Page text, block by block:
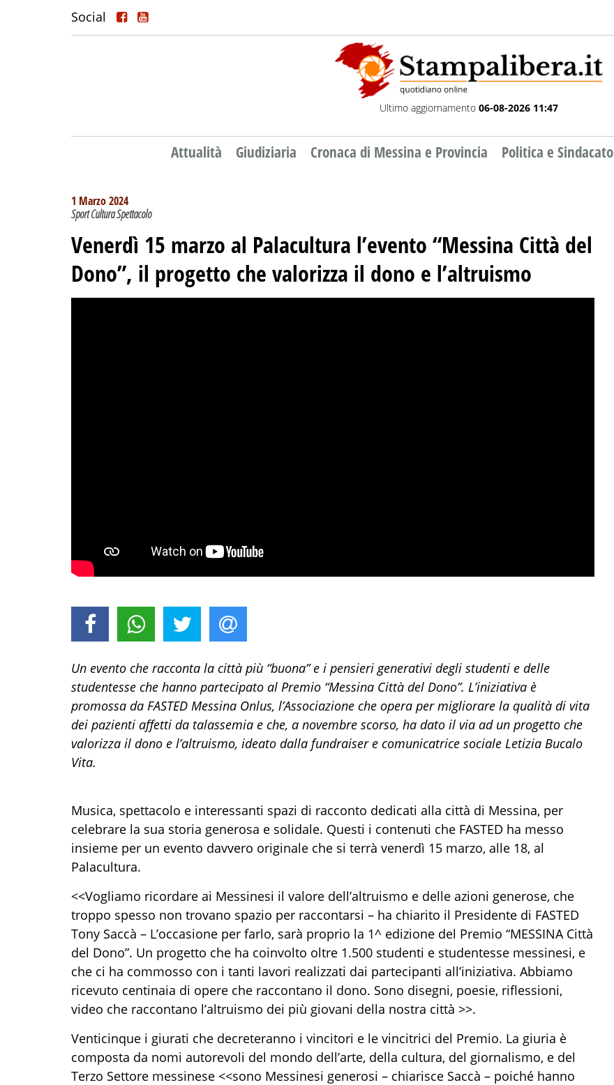
Social
Ultimo aggiornamento 06-08-2026 11:47
Attualità Giudiziaria Cronaca di Messina e Provincia Politica e Sindacato
1 Marzo 2024
Sport Cultura Spettacolo
Venerdì 15 marzo al Palacultura l’evento “Messina Città del
Dono”, il progetto che valorizza il dono e l’altruismo
Un evento che racconta la città più “buona”e i pensieri generativi degli studenti e delle
studentesse che hanno partecipato al Premio “Messina Città del Dono”. L’iniziativa è
promossa da FASTED Messina Onlus, l’Associazione che opera per migliorare la qualità di vita
dei pazienti affetti da talassemia e che, a novembre scorso, ha dato il via ad un progetto che
valorizza il dono e l’altruismo, ideato dalla fundraiser e comunicatrice sociale Letizia Bucalo
Vita.
Musica, spettacolo e interessanti spazi di racconto dedicati alla città di Messina, per
celebrare la sua storia generosa e solidale. Questi i contenuti che FASTED ha messo
insieme per un evento davvero originale che si terrà venerdì 15 marzo, alle 18, al
Palacultura.
<<Vogliamo ricordare ai Messinesi il valore dell’altruismo e delle azioni generose, che
troppo spesso non trovano spazio per raccontarsi – ha chiarito il Presidente di FASTED
Tony Saccà – L’occasione per farlo, sarà proprio la 1^ edizione del Premio “MESSINA Città
del Dono”. Un progetto che ha coinvolto oltre 1.500 studenti e studentesse messinesi, e
che ci ha commosso con i tanti lavori realizzati dai partecipanti all’iniziativa. Abbiamo
ricevuto centinaia di opere che raccontano il dono. Sono disegni, poesie, riflessioni,
video che raccontano l’altruismo dei più giovani della nostra città >>.
Venticinque i giurati che decreteranno i vincitori e le vincitrici del Premio. La giuria è
composta da nomi autorevoli del mondo dell’arte, della cultura, del giornalismo, e del
Terzo Settore messinese <<sono Messinesi generosi – chiarisce Saccà – poiché hanno